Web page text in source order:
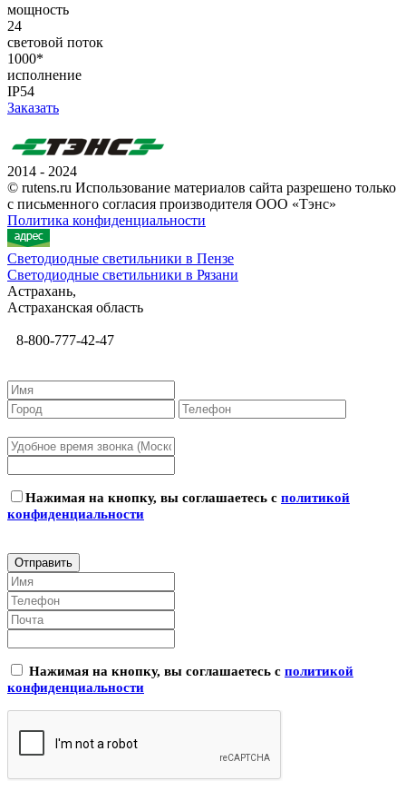
мощность
24
световой поток
1000*
исполнение
IP54
Заказать
2014 - 2024
© rutens.ru Использование материалов сайта разрешено только
с письменного согласия производителя ООО «Тэнс»
Политика конфиденциальности
Светодиодные светильники в Пензе
Светодиодные светильники в Рязани
Астрахань,
Астраханская область
8-800-777-42-47
Нажимая на кнопку, вы соглашаетесь с политикой
конфиденциальности
Нажимая на кнопку, вы соглашаетесь с политикой
конфиденциальности